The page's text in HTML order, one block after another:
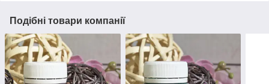
Подібні товари компанії